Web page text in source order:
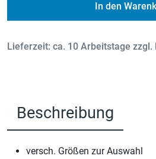
In den
Lieferzeit: ca. 10 Arbeitstage zzgl.
Beschreibung
versch. Größen zur Auswahl